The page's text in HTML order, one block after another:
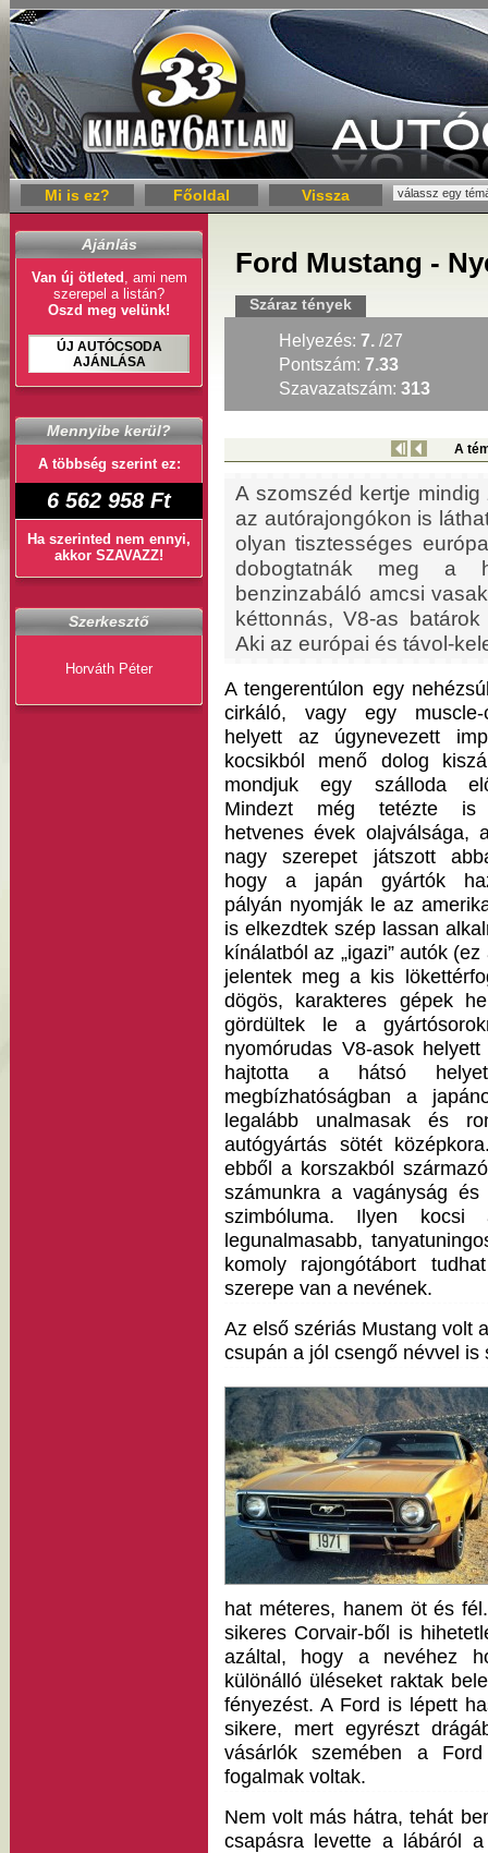
Mi is ez? Főoldal Vissza
Ford Mustang -
Száraz tények
Helyezés: 7. /27
Pontszám: 7.33
Szavazatszám: 313
A
A szomszéd kertje
az autórajongókon is
olyan tisztességes
dobogtatnák meg a
benzinzabáló amcsi
kéttonnás, V8-as
Aki az európai és távol-
A tengerentúlon egy
cirkáló, vagy egy muscle-
helyett az úgynevezett
kocsikból menő dolog
mondjuk egy szálloda
Mindezt még tetézte
hetvenes évek olajválsága,
nagy szerepet játszott
hogy a japán gyártók
pályán nyomják le az
is elkezdtek szép lassan
kínálatból az „igazi” autók
jelentek meg a kis
dögös, karakteres gépek
gördültek le a
nyomórudas V8-asok
hajtotta a hátsó
megbízhatóságban a
legalább unalmasak és
autógyártás sötét
ebből a korszakból
számunkra a vagányság
szimbóluma. Ilyen
legunalmasabb,
komoly rajongótábort
szerepe van a nevének.
Az első szériás Mustang volt
csupán a jól csengő névvel is
hat méteres, hanem öt és
sikeres Corvair-ből is
azáltal, hogy a nevéhez
különálló üléseket raktak
fényezést. A Ford is lépett
sikere, mert egyrészt
vásárlók szemében a
fogalmak voltak.
Nem volt más hátra, tehát
csapásra levette a lábáról
Ajánlás
Van új ötleted , ami nem
szerepel a listán?
Oszd meg velünk!
ÚJ AUTÓCSODA
AJÁNLÁSA
Mennyibe kerül?
A többség szerint ez:
6 562 958 Ft
Ha szerinted nem ennyi,
akkor SZAVAZZ!
Szerkesztő
Horváth Péter